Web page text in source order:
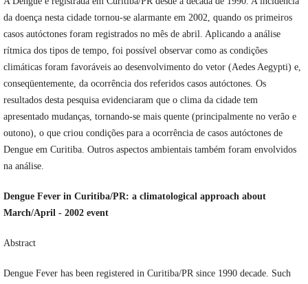
da doença nesta cidade tornou-se alarmante em 2002, quando os primeiros
casos autóctones foram registrados no mês de abril. Aplicando a análise
rítmica dos tipos de tempo, foi possível observar como as condições
climáticas foram favoráveis ao desenvolvimento do vetor (Aedes Aegypti) e,
conseqüentemente, da ocorrência dos referidos casos autóctones. Os
resultados desta pesquisa evidenciaram que o clima da cidade tem
apresentado mudanças, tornando-se mais quente (principalmente no verão e
outono), o que criou condições para a ocorrência de casos autóctones de
Dengue em Curitiba. Outros aspectos ambientais também foram envolvidos
na análise.
Dengue Fever in Curitiba/PR: a climatological approach about
March/April - 2002 event
Abstract
Dengue Fever has been registered in Curitiba/PR since 1990 decade. Such